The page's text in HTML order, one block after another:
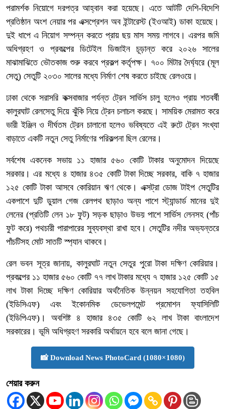
পরামর্শক নিয়োগে দরপত্র আহ্বান করা হয়েছে। এতে আটটি দেশি-বিদেশি
প্রতিষ্ঠান অংশ নেয়ার পর এক্সপ্রেশন অব ইন্টারেস্ট (ইওআই) ডাকা হয়েছে।
দুই ধাপে এ নিয়োগ সম্পন্ন করতে প্রায় ছয় মাস সময় লাগবে। এরপর জমি
অধিগ্রহণ ও প্রকল্পের ডিটেইল ডিজাইন চূড়ান্ত করে ২০২৬ সালের
মাঝামাঝিতে ভৌতকাজ শুরু করবে প্রকল্প কর্তৃপক্ষ। ৭০০ মিটার দৈর্ঘ্যরে (মূল
সেতু) সেতুটি ২০৩০ সালের মধ্যে নির্মাণ শেষ করতে চাইছে রেলওয়ে।
ঢাকা থেকে সরাসরি কক্সবাজার পর্যন্ত ট্রেন সার্ভিস চালু হলেও প্রায় শতবর্ষী
কালুরঘাট রেলসেতু দিয়ে ঝুঁকি নিয়ে ট্রেন চলাচল করছে। সাময়িক মেরামত করে
ভারী ইঞ্জিন ও দীর্ঘতম ট্রেন চালানো হলেও ভবিষ্যতে এই রুটে ট্রেন সংখ্যা
বাড়াতে একটি নতুন সেতু নির্মাণের পরিকল্পনা ছিল রেলের।
সর্বশেষ একনেক সভায় ১১ হাজার ৫৬০ কোটি টাকার অনুমোদন দিয়েছে
সরকার। এর মধ্যে ৪ হাজার ৪৩৫ কোটি টাকা দিচ্ছে সরকার, বাকি ৭ হাজার
১২৫ কোটি টাকা আসবে কোরিয়ান ঋণ থেকে। এক্সট্রা ডোজ টাইপ সেতুটির
একপাশে দুটি ডুয়াল গেজ রেলপথ ছাড়াও অন্য পাশে স্ট্যান্ডার্ড মানের দুই
লেনের (প্রতিটি লেন ১৮ ফুট) সড়ক ছাড়াও উভয় পাশে সার্ভিস লেনসহ (পাঁচ
ফুট করে) পথচারী পারাপারের সুব্যবস্থা রাখা হবে। সেতুটির নদীর অভ্যন্তরে
পাঁচটিসহ মোট সাতটি স্প্যান থাকবে।
রেল ভবন সূত্র জানায়, কালুরঘাট নতুন সেতুর পুরো টাকা দক্ষিণ কোরিয়ার।
প্রকল্পের ১১ হাজার ৫৬০ কোটি ৭৭ লাখ টাকার মধ্যে ৭ হাজার ১২৫ কোটি ১৫
লাখ টাকা দিচ্ছে দক্ষিণ কোরিয়ার অর্থনৈতিক উন্নয়ন সহযোগিতা তহবিল
(ইডিসিএফ) এবং ইকোনমিক ডেভেলপমেন্ট প্রমোশন ফ্যাসিলিটি
(ইডিপিএফ)। অবশিষ্ট ৪ হাজার ৪৩৫ কোটি ৬২ লাখ টাকা বাংলাদেশ
সরকারের। ভূমি অধিগ্রহণ সরকারি অর্থায়নে হবে বলে জানা গেছে।
📸 Download News PhotoCard (1080×1080)
শেয়ার করুন